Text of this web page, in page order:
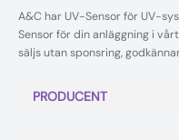
A&C har UV-Sensor för UV-
Sensor för din anläggning i
säljs utan sponsring,
PRODUCENT